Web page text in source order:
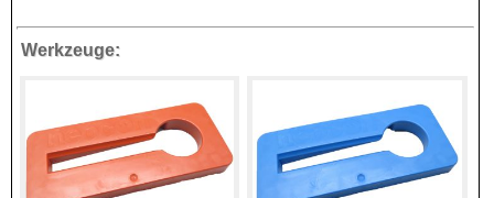
Werkzeuge: